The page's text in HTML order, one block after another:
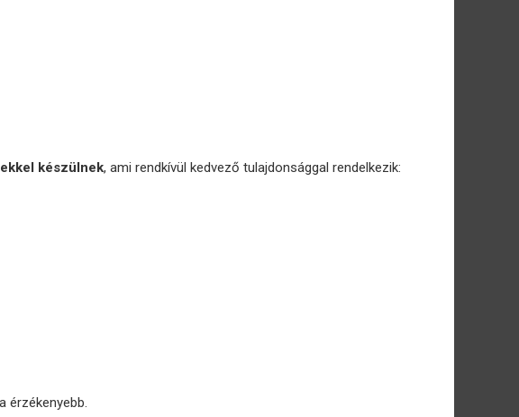
készülnek, ami rendkívül kedvező tulajdonsággal rendelkezik:
érzékenyebb.